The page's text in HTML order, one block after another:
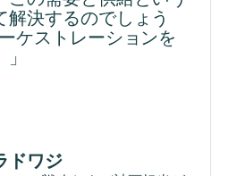
解決するのでしょう
ケストレーションを
ドワジ